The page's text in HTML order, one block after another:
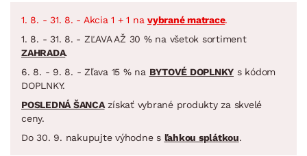
1. 8. - 31. 8. - Akcia 1 + 1 na vybrané matrace.
1. 8. - 31. 8. - ZĽAVA AŽ 30 % na všetok sortiment
ZAHRADA.
6. 8. - 9. 8. - Zľava 15 % na BYTOVÉ DOPLNKY s kódom
DOPLNKY.
POSLEDNÁ ŠANCAzískať vybrané produkty za skvelé
ceny.
Do 30. 9. nakupujte výhodne s ľahkou splátkou.